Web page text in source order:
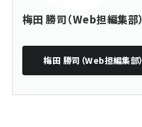
梅田 勝司（Web担編集部）
梅田 勝司（Web担編集部）